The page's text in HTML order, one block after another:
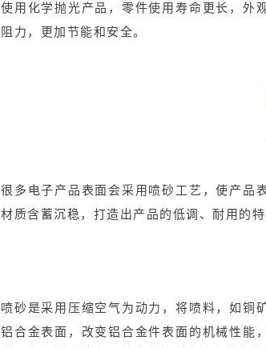
使用化学抛光产品，零件使用寿命更长，外
阻力，更加节能和安全。
很多电子产品表面会采用喷砂工艺，使产品
材质含蓄沉稳，打造出产品的低调、耐用的特
喷砂是采用压缩空气为动力，将喷料，如铜
铝合金表面，改变铝合金件表面的机械性能